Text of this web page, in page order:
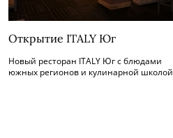
Открытие ITALY Юг
Новый ресторан ITALY Юг с блюдами
южных регионов и кулинарной школой